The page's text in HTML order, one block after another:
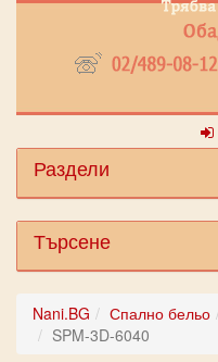
Раздели
Търсене
Nani.BG Спално бельо
SPM-3D-6040